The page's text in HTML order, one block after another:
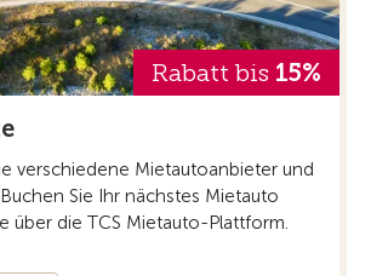
Rabatt bis 15%
verschiedene Mietautoanbieter und
Sie Ihr nächstes Mietauto
über die TCS Mietauto-Plattform.